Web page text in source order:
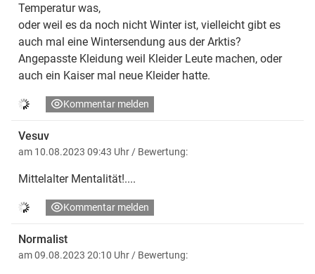
Temperatur was,
oder weil es da noch nicht Winter ist, vielleicht gibt es
auch mal eine Wintersendung aus der Arktis?
Angepasste Kleidung weil Kleider Leute machen, oder
auch ein Kaiser mal neue Kleider hatte.
Kommentar melden
Vesuv
am 10.08.2023 09:43 Uhr / Bewertung:
Mittelalter Mentalität!....
Kommentar melden
Normalist
am 09.08.2023 20:10 Uhr / Bewertung: